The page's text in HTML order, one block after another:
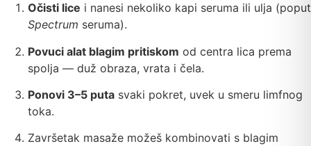
Očisti lice i nanesi nekoliko kapi seruma ili ulja (poput
Spectrum seruma).
Povuci alat blagim pritiskom od centra lica prema
spolja — duž obraza, vrata i čela.
Ponovi 3–5 puta svaki pokret, uvek u smeru limfnog
toka.
Završetak masaže možeš kombinovati s blagim